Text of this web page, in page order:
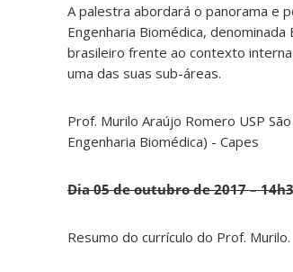
A palestra abordará o panorama e
Engenharia Biomédica,
brasileiro frente ao contexto
uma das suas sub-áreas.
Prof. Murilo Araújo Romero USP
Engenharia Biomédica) - Capes
Dia 05 de outubro de 2017 –
Resumo do currículo do Prof. Murilo.